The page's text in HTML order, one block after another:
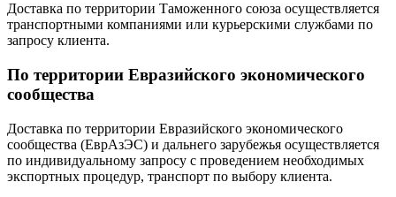
Доставка по территории Таможенного союза осуществляется
транспортными компаниями или курьерскими службами по
запросу клиента.
По территории Евразийского экономического
сообщества
Доставка по территории Евразийского экономического
сообщества (ЕврАзЭС) и дальнего зарубежья осуществляется
по индивидуальному запросу с проведением необходимых
экспортных процедур, транспорт по выбору клиента.